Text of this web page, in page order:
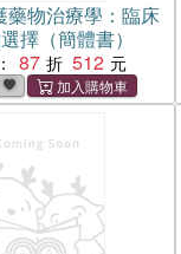
藥物治療學：臨床
擇（簡體書）
87 512